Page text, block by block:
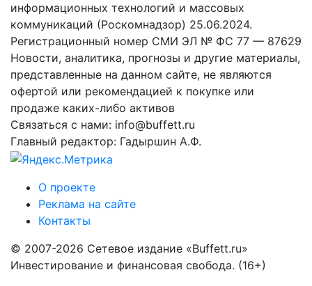
информационных технологий и массовых
коммуникаций (Роскомнадзор) 25.06.2024.
Регистрационный номер СМИ ЭЛ № ФС 77 — 87629
Новости, аналитика, прогнозы и другие материалы,
представленные на данном сайте, не являются
офертой или рекомендацией к покупке или
продаже каких-либо активов
Связаться с нами: info@buffett.ru
Главный редактор: Гадыршин А.Ф.
О проекте
Реклама на сайте
Контакты
© 2007-2026 Сетевое издание «Buffett.ru»
Инвестирование и финансовая свобода. (16+)